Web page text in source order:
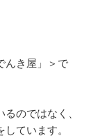
んき屋」＞で
のではなく、
ています。